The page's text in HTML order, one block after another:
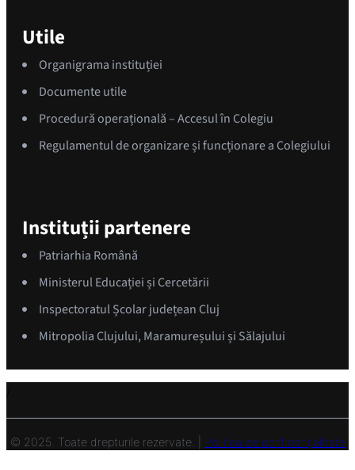
Utile
Organigrama instituției
Documente utile
Procedură operațională – Accesul în Colegiu
Regulamentul de organizare și funcționare a Colegiului
Instituții partenere
Patriarhia Română
Ministerul Educației și Cercetării
Inspectoratul Școlar județean Cluj
Mitropolia Clujului, Maramureșului și Sălajului
© 2025. Toate drepturile rezervate. | Politica de confidențialitate